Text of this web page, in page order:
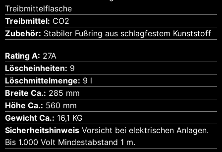
Treibmittelflasche
Treibmittel: CO2
Zubehör: Stabiler Fußring aus schlagfestem Kunststoff
Rating A: 27A
Löscheinheiten: 9
Löschmittelmenge: 9 l
Breite Ca.: 285 mm
Höhe Ca.: 560 mm
Gewicht Ca.: 16,1 KG
Sicherheitshinweis Vorsicht bei elektrischen Anlagen.
Bis 1.000 Volt Mindestabstand 1 m.